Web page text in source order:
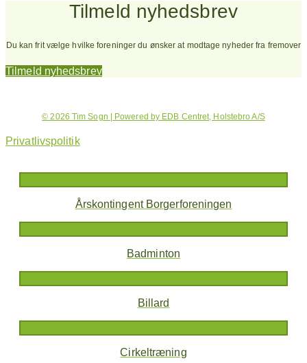
Tilmeld nyhedsbrev
Du kan frit vælge hvilke foreninger du ønsker at modtage nyheder fra fremover
Tilmeld nyhedsbrev
© 2026 Tim Sogn | Powered by EDB Centret, Holstebro A/S
Privatlivspolitik
Årskontingent Borgerforeningen
Badminton
Billard
Cirkeltræning